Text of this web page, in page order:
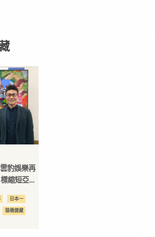
豹娛樂再
縮短亞洲
日本一
猿橋健藏